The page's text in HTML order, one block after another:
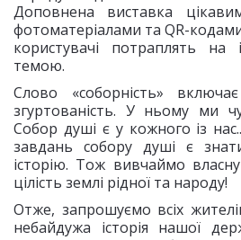
Доповнена виставка
фотоматеріалами та QR-
користувачі потраплять на
темою.
Слово «соборність»
згуртованість. У ньому ми
Собор душі є у кожного із
завдань собору душі є
історію. Тож вивчаймо
цілість землі рідної та народу!
Отже, запрошуємо всіх
небайдужа історія нашої